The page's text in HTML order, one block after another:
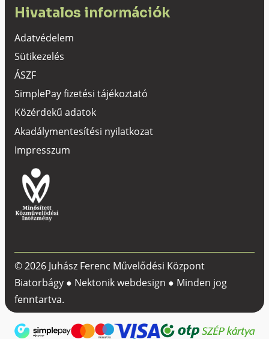
Hivatalos információk
Adatvédelem
Sütikezelés
ÁSZF
SimplePay fizetési tájékoztató
Közérdekű adatok
Akadálymentesítési nyilatkozat
Impresszum
© 2026 Juhász Ferenc Művelődési Központ
Biatorbágy ● Nektonik webdesign ● Minden jog
fenntartva.